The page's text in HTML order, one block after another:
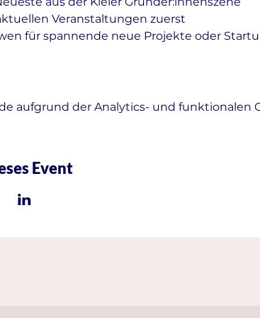
Veranstaltungen zuerst
für spannende neue Projekte oder
aufgrund der Analytics- und funktionalen
Event